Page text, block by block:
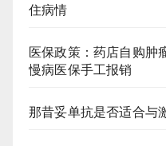
住病情
医保政策：药店自购肿
慢病医保手工报销
那昔妥单抗是否适合与